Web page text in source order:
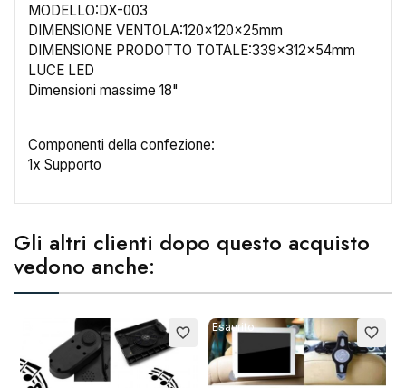
MODELLO:DX-003
DIMENSIONE VENTOLA:120x120x25mm
DIMENSIONE PRODOTTO TOTALE:339x312x54mm
LUCE LED
Dimensioni massime 18"
Componenti della confezione:
1x Supporto
Gli altri clienti dopo questo acquisto
vedono anche:
favorite_border Esaurito favorite_border
Crea lista dei desideri ×